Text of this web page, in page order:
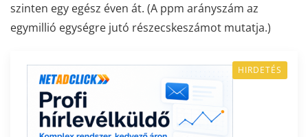
szinten egy egész éven át. (A ppm arányszám az
egymillió egységre jutó részecskeszámot mutatja.)
HIRDETÉS